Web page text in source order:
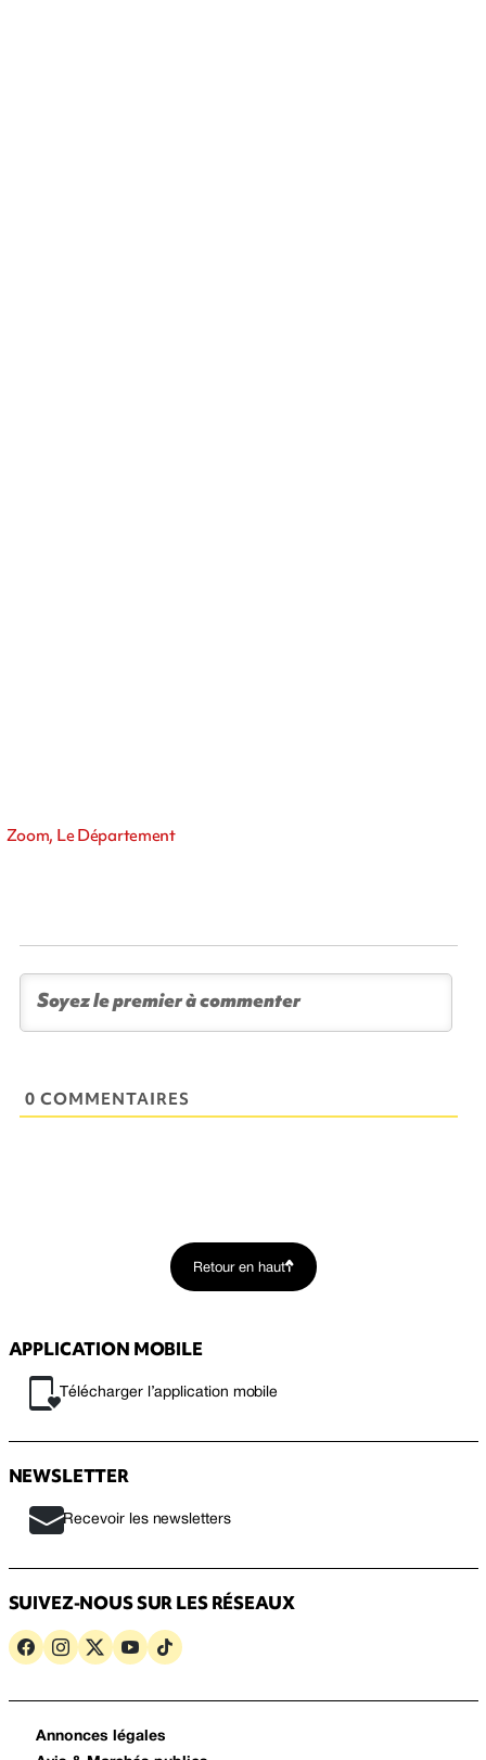
Zoom, Le Département
0 COMMENTAIRES
Retour en haut
APPLICATION MOBILE
Télécharger l’application mobile
NEWSLETTER
Recevoir les newsletters
SUIVEZ-NOUS SUR LES RÉSEAUX
Annonces légales